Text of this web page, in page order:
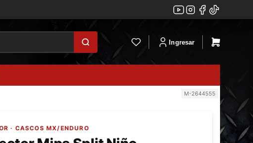
Ingresar
M-2644555
· CASCOS MX/ENDURO